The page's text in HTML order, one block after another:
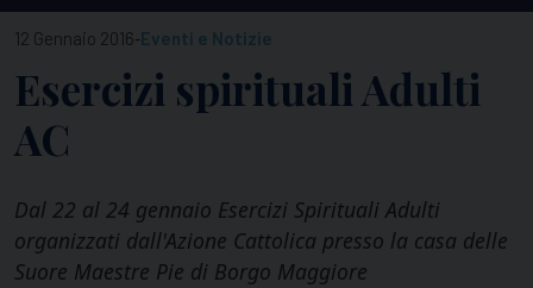
12 Gennaio 2016-Eventi e Notizie
Esercizi spirituali Adulti
AC
Dal 22 al 24 gennaio Esercizi Spirituali Adulti
organizzati dall'Azione Cattolica presso la casa delle
Suore Maestre Pie di Borgo Maggiore